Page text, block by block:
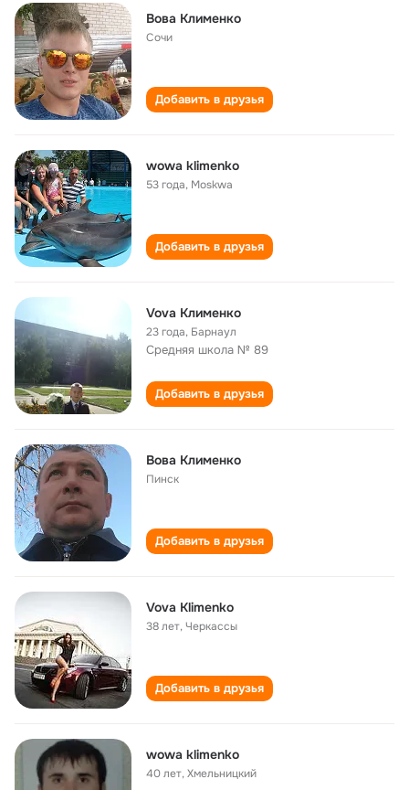
Вова Клименко
Сочи
Добавить в друзья
wowa klimenko
53 года, Moskwa
Добавить в друзья
Vova Клименко
23 года, Барнаул
Средняя школа № 89
Добавить в друзья
Вова Клименко
Пинск
Добавить в друзья
Vovа Klimеnko
38 лет,Черкассы
Добавить в друзья
wowa klimenko
40 лет,Хмельницкий